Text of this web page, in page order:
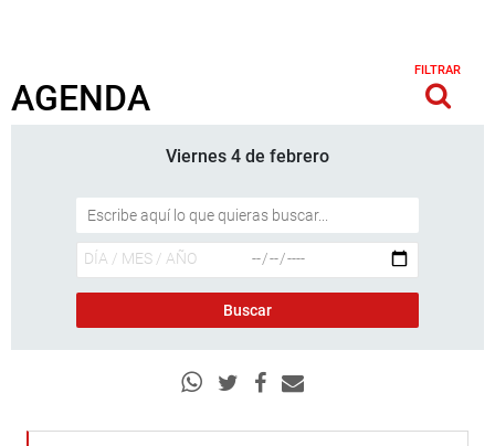
AGENDA
FILTRAR
Viernes 4 de febrero